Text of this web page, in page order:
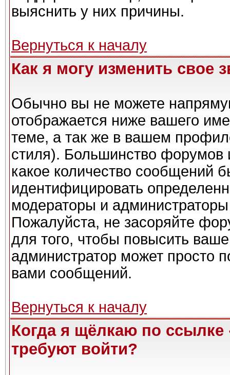
выяснить у них причины.
Вернуться к началу
Как я могу изменить свое
Обычно вы не можете
отображается ниже вашего
теме, а так же в вашем
стиля). Большинство форумов
какое количество сообщений
идентифицировать
модераторы и
Пожалуйста, не засоряйте
для того, чтобы повысить
администратор может просто
вами сообщений.
Вернуться к началу
Когда я щёлкаю по ссылке
требуют войти?